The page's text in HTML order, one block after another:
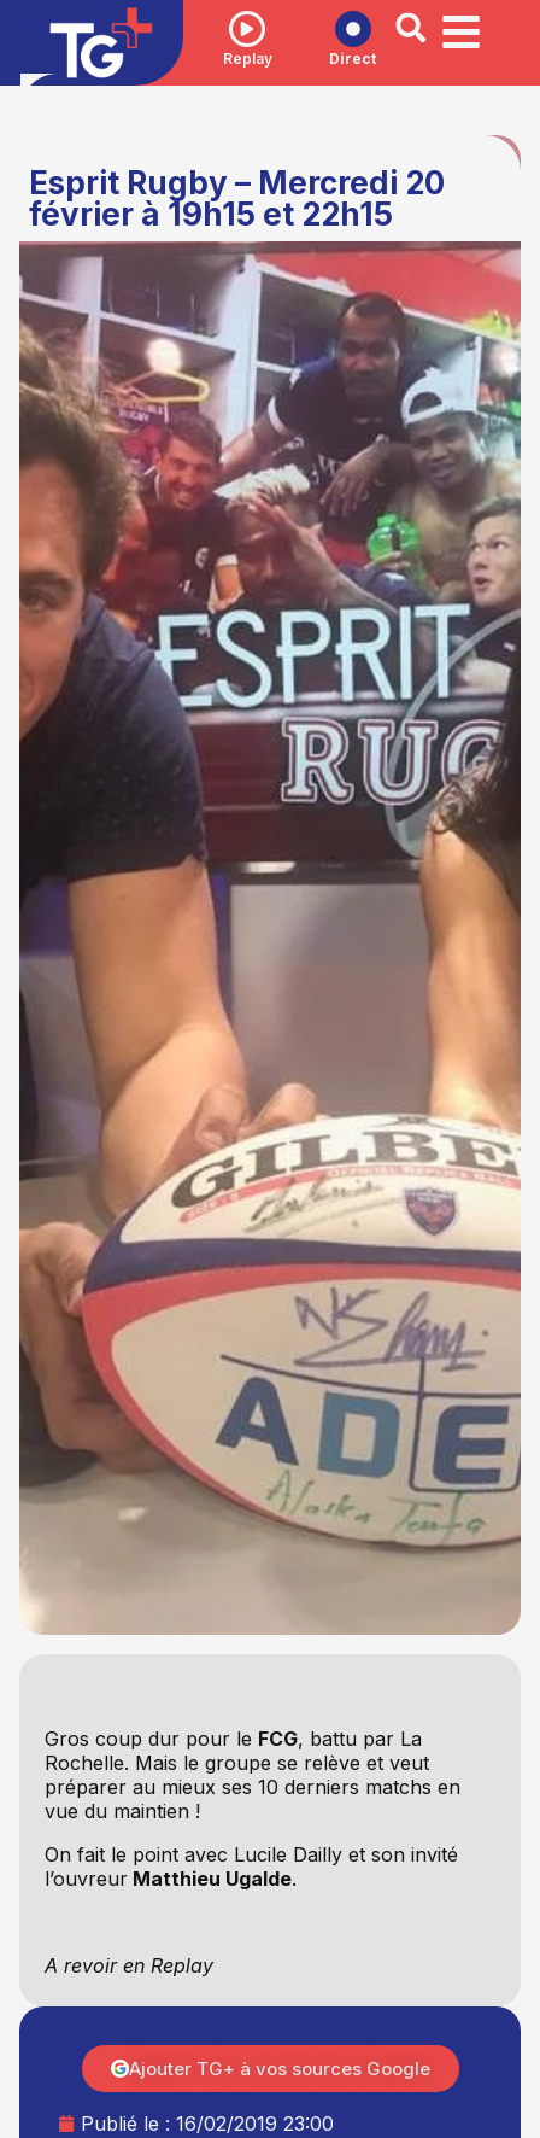
Replay Direct
Esprit Rugby – Mercredi 20
février à 19h15 et 22h15
Gros coup dur pour le FCG, battu par La
Rochelle. Mais le groupe se relève et veut
préparer au mieux ses 10 derniers matchs en
vue du maintien !
On fait le point avec Lucile Dailly et son invité
l’ouvreurMatthieu Ugalde.
A revoir en Replay
Publié le : 16/02/2019 23:00
Ajouter TG+ à vos sources Google